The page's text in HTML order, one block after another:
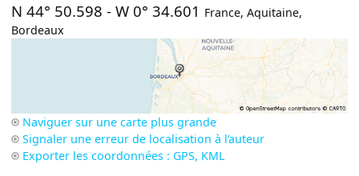
N 44° 50.598 -W 0° 34.601 France,Aquitaine,
Bordeaux
Naviguer sur une carte plus grande
Signaler une erreur de localisation à l’auteur
Exporter les coordonnées : GPS, KML